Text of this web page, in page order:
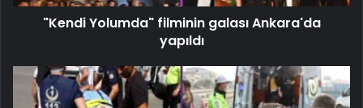
"Kendi Yolumda" filminin galası Ankara'da
yapıldı